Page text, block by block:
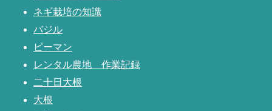
ネギ栽培の知識
バジル
ピーマン
レンタル農地 作業記録
二十日大根
大根